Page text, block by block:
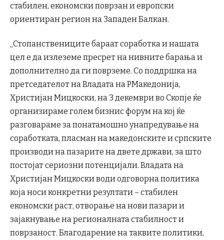
стабилен, економски поврзан и европски
ориентиран регион на Западен Балкан.
„Стопанствениците бараат соработка и нашата
цел е да излеземе пресрет на нивните барања и
дополнително да ги поврземе. Со поддршка на
претседателот на Владата на РМакедонија,
Христијан Мицкоски, на 3 декември во Скопје ќе
организираме голем бизнис форум на кој ќе
разговараме за понатамошно унапредување на
соработката, пласман на македонските и српските
производи на пазарите на двете држави, за што
постојат сериозни потенцијали. Владата на
Христијан Мицкоски води одговорна политика
која носи конкретни резултати – стабилен
економски раст, отворање на нови пазари и
зајакнување на регионалната стабилност и
поврзаност. Благодарение на таквите политики,